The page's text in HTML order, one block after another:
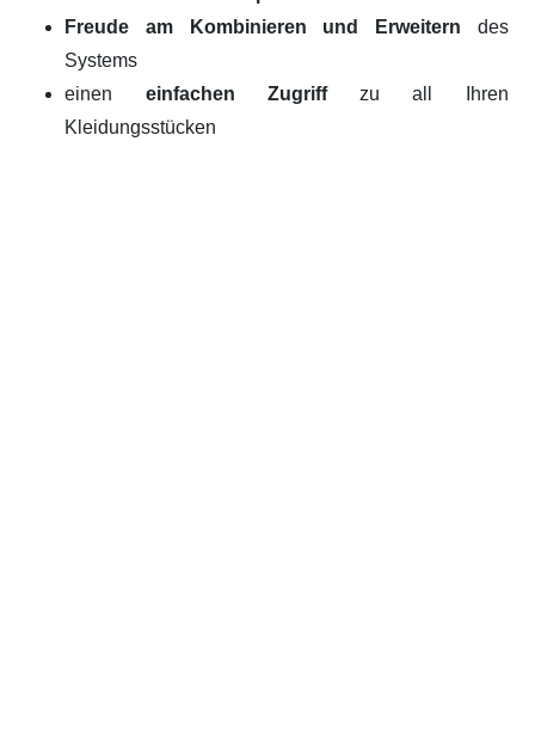
Freude am Kombinieren und Erweitern des
Systems
einen einfachen Zugriffzu all Ihren
Kleidungsstücken